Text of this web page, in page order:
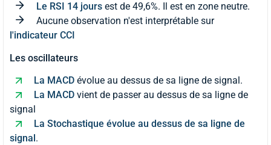
Le RSI 14 jours est de 49,6%. Il est en zone neutre.
Aucune observation n'est interprétable sur
l'indicateur CCI
Les oscillateurs
La MACD évolue au dessus de sa ligne de signal.
La MACD vient de passer au dessus de sa ligne de
signal
La Stochastique évolue au dessus de sa ligne de
signal .